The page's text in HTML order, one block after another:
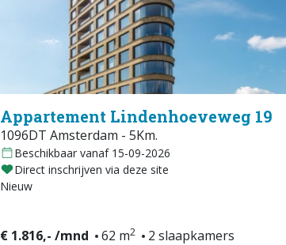
Appartement Lindenhoeveweg 19
1096DT Amsterdam - 5Km.
Beschikbaar vanaf 15-09-2026
Direct inschrijven via deze site
Nieuw
€ 1.816,- /mnd 62 m2 2 slaapkamers